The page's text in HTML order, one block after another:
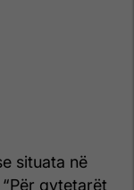
situata në
qytetarët